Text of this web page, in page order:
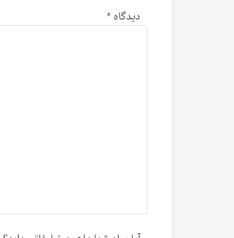
دیدگاه*